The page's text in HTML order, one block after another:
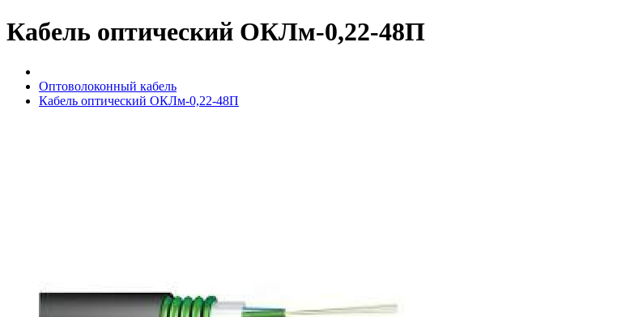
Кабель оптический ОКЛм-0,22-48П
Оптоволоконный кабель
Кабель оптический ОКЛм-0,22-48П